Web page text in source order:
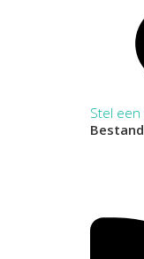
Stel
Bestand